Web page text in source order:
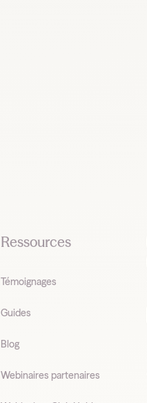
Ressources
Témoignages
Guides
Blog
Webinaires partenaires